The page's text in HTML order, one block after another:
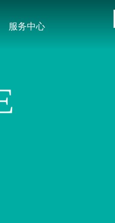
服务中心